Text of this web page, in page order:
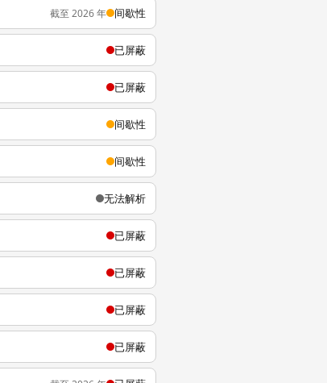
截至 2026 年 间歇性
已屏蔽
已屏蔽
间歇性
间歇性
无法解析
已屏蔽
已屏蔽
已屏蔽
已屏蔽